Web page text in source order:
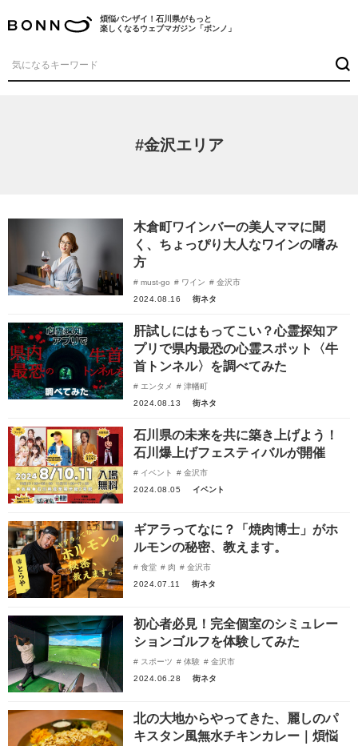
煩悩バンザイ！石川県がもっと
楽しくなるウェブマガジン「ボンノ」
#金沢エリア
木倉町ワインバーの美人ママに聞
く、ちょっぴり大人なワインの嗜み
方
must-go ワイン
金沢市
2024.08.16
街ネタ
肝試しにはもってこい？心霊探知ア
プリで県内最恐の心霊スポット〈牛
首トンネル〉を調べてみた
エンタメ
津幡町
2024.08.13
街ネタ
石川県の未来を共に築き上げよう！
石川爆上げフェスティバルが開催
イベント
金沢市
2024.08.05
イベント
ギアラってなに？「焼肉博士」がホ
ルモンの秘密、教えます。
食堂 肉
金沢市
2024.07.11
街ネタ
初心者必見！完全個室のシミュレー
ションゴルフを体験してみた
スポーツ 体験
金沢市
2024.06.28
街ネタ
北の大地からやってきた、麗しのパ
キスタン風無水チキンカレー｜煩悩